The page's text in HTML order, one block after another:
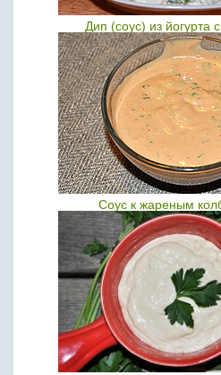
Дип (соус) из йогурта
Соус к жареным